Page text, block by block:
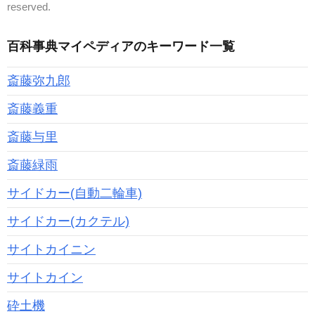
reserved.
百科事典マイペディアのキーワード一覧
斎藤弥九郎
斎藤義重
斎藤与里
斎藤緑雨
サイドカー(自動二輪車)
サイドカー(カクテル)
サイトカイニン
サイトカイン
砕土機